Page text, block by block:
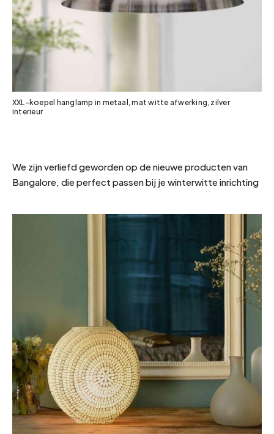
XXL-koepel hanglamp in metaal, mat witte afwerking, zilver
interieur
We zijn verliefd geworden op de nieuwe producten van
Bangalore, die perfect passen bij je winterwitte inrichting